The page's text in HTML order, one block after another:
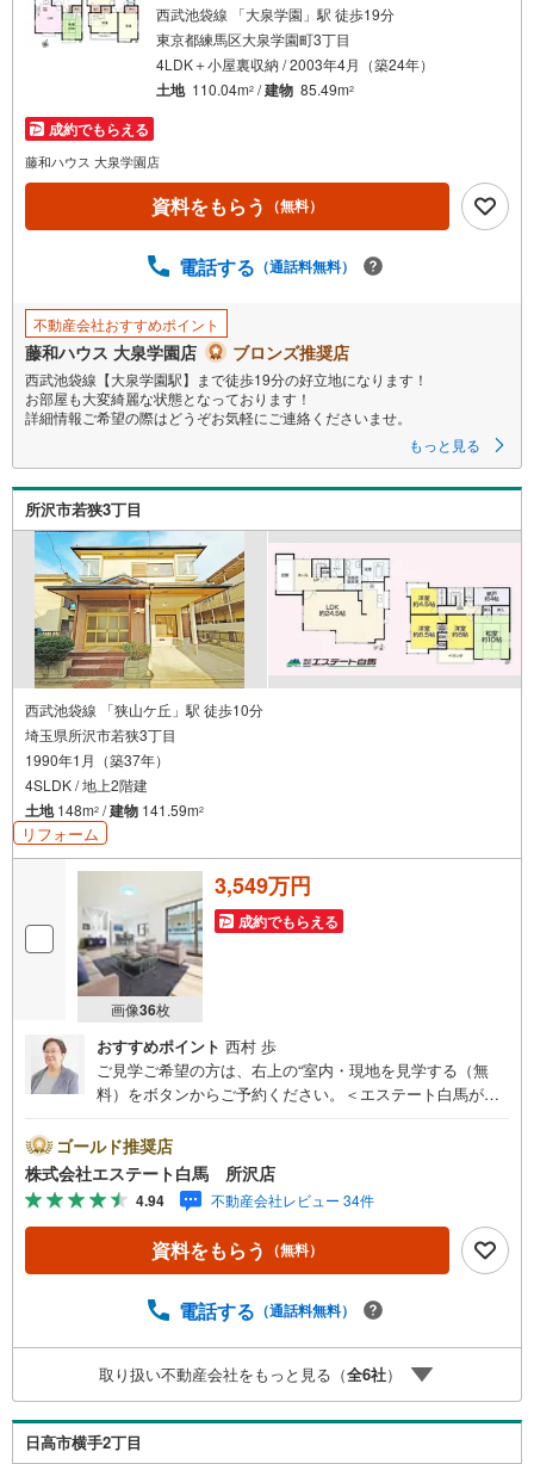
西武池袋線 「大泉学園」駅 徒歩19分
東京都練馬区大泉学園町3丁目
4LDK＋小屋裏収納 / 2003年4月（築24年）
土地 110.04m2 /建物 85.49m2
成約でもらえる
藤和ハウス 大泉学園店
資料をもらう （無料）
電話する （通話料無料）
不動産会社おすすめポイント
藤和ハウス 大泉学園店 ブロンズ推奨店
西武池袋線【大泉学園駅】まで徒歩19分の好立地になります！
お部屋も大変綺麗な状態となっております！
詳細情報ご希望の際はどうぞお気軽にご連絡くださいませ。
もっと見る
所沢市若狭3丁目
西武池袋線 「狭山ケ丘」駅 徒歩10分
埼玉県所沢市若狭3丁目
1990年1月（築37年）
4SLDK / 地上2階建
土地148m2 /建物 141.59m2
リフォーム
画像36枚
3,549万円
成約でもらえる
おすすめポイント 西村 歩
ご見学ご希望の方は、右上の“室内・現地を見学する（無
料）をボタンからご予約ください。＜エステート白馬が選
ス社外の中立的なファイナンシャルプランナーと無料相談
できます。ローン返済について保険や学費等も含めてシミ
ュレーションをご提案できます2.物件情報が豊富所沢市を
中心にたくさんの情報をご用意しております。インターネ
ット広告前の物件も多数取り揃えております。お客様のご
希望エリアをお申し付けください。3.自社グループでリフ
の相談スペースです。一級建築士をはじめとした専門スタ
建築についてご相談頂けます4.年中無休（年末年始除く）
で営業しております営業時間 9:30～19:00 この時間はお
電話でのお問合わせがスムーズです5.お子様連れでおこし
くださいキッズスペース、授乳室、オムツ替えベッド、ア
ンパンマンジュースをご用意しております。
ゴールド推奨店
株式会社エステート白馬 所沢店
4.94 不動産会社レビュー 34件
資料をもらう （無料）
電話する （通話料無料）
取り扱い不動産会社をもっと見る（全6社）
日高市横手2丁目